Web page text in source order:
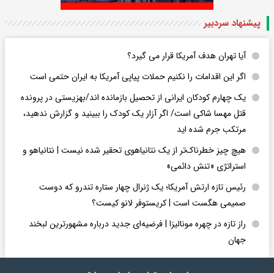
پیشنهاد سردبیر
آیا تهران هدف آمریکا قرار می گیرد؟
اگر این اقدامات را نکنیم حملات پیاپی آمریکا به ایران حتمی است
یک چهارم کودکان ایرانی از تحصیل بازمانده اند/بهزیستی در پرونده
قتل مهسا شاکی است/ اگر آزار یک کودک را ببینید و گزارش ندهید،
مرتکب جرم شده اید
هیچ چیز خطرناک‌تر از یک نتانیاهوی تحقیر شده نیست | نتانیاهو و
استراتژی «تنش دائمی»
رئیس تازه ارتش آمریکا؛ یک ژنرال چهار ستاره تندرو که دوست
صمیمی هگست است | کریستوفر لانو کیست؟
راز تازه در چهره مونالیزا | فرضیه‌ای جدید درباره مشهورترین لبخند
جهان